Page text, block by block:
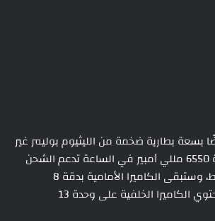
بسعة بطارية ضخمة من الليثيوم بوليمر غير
قابلة للإزالة و البالغة 6550 مللي أمبير في الساعة تدعم الشحن
السلكي بقوة 45 واط، وستبقى الكاميرا الأمامية بدقة 8
ميجابكسل بينما ستحتوي الكاميرا الخلفية على وحدة 13